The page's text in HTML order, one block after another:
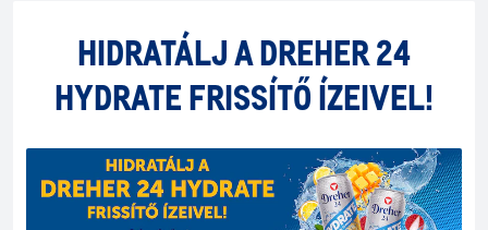
HIDRATÁLJ A DREHER 24
HYDRATE FRISSÍTŐ ÍZEIVEL!